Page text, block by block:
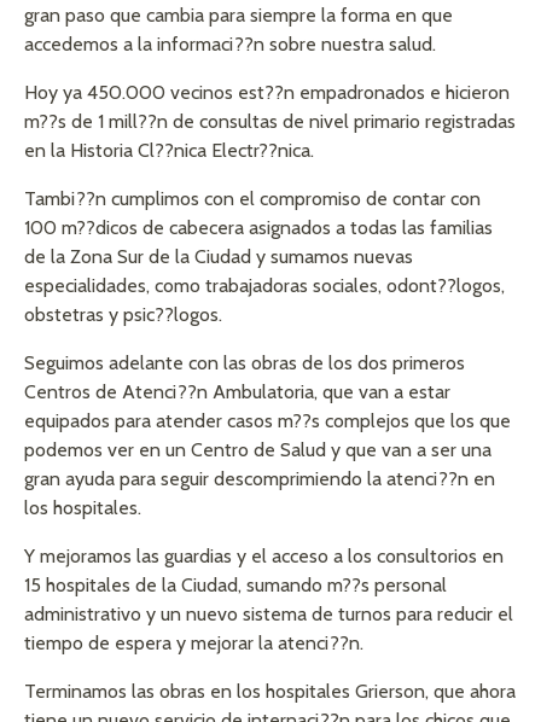
gran paso que cambia para siempre la forma en que
accedemos a la informaci??n sobre nuestra salud.
Hoy ya 450.000 vecinos est??n empadronados e hicieron
m??s de 1 mill??n de consultas de nivel primario registradas
en la Historia Cl??nica Electr??nica.
Tambi??n cumplimos con el compromiso de contar con
100 m??dicos de cabecera asignados a todas las familias
de la Zona Sur de la Ciudad y sumamos nuevas
especialidades, como trabajadoras sociales, odont??logos,
obstetras y psic??logos.
Seguimos adelante con las obras de los dos primeros
Centros de Atenci??n Ambulatoria, que van a estar
equipados para atender casos m??s complejos que los que
podemos ver en un Centro de Salud y que van a ser una
gran ayuda para seguir descomprimiendo la atenci??n en
los hospitales.
Y mejoramos las guardias y el acceso a los consultorios en
15 hospitales de la Ciudad, sumando m??s personal
administrativo y un nuevo sistema de turnos para reducir el
tiempo de espera y mejorar la atenci??n.
Terminamos las obras en los hospitales Grierson, que ahora